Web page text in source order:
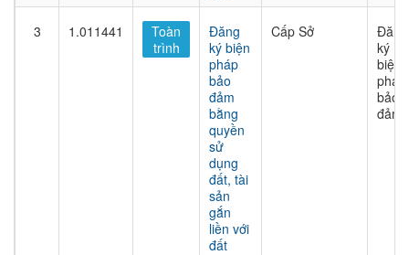
3 1.011441
Toàn
trình
Đăng
ký biện
pháp
bảo
đảm
bằng
quyền
sử
dụng
đất, tài
sản
gắn
liền với
đất
Cấp Sở
Đăng
ký
biện
pháp
bảo
đảm